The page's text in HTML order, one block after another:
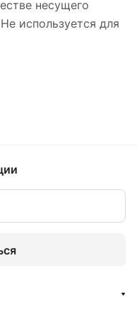
несущего
используется для